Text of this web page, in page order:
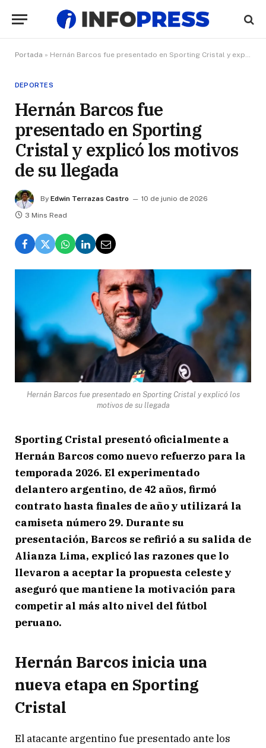
Portada » Hernán Barcos fue presentado en Sporting Cristal y explicó los motivos de su llegada
DEPORTES
Hernán Barcos fue
presentado en Sporting
Cristal y explicó los motivos
de su llegada
By Edwin Terrazas Castro
10 de junio de 2026
3 Mins Read
Hernán Barcos fue presentado en Sporting Cristal y explicó los
motivos de su llegada
Sporting Cristal presentó oficialmente a
Hernán Barcos como nuevo refuerzo para la
temporada 2026. El experimentado
delantero argentino, de 42 años, firmó
contrato hasta finales de año y utilizará la
camiseta número 29. Durante su
presentación, Barcos se refirió a su salida de
Alianza Lima, explicó las razones que lo
llevaron a aceptar la propuesta celeste y
aseguró que mantiene la motivación para
competir al más alto nivel del fútbol
peruano.
Hernán Barcos inicia una
nueva etapa en Sporting
Cristal
El atacante argentino fue presentado ante los